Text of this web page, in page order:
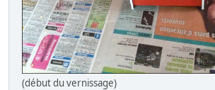
(début du vernissage)